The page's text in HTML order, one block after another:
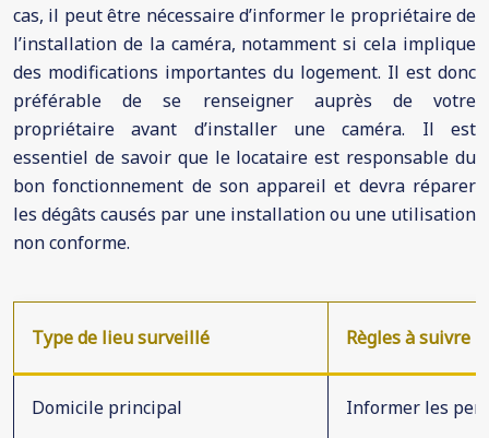
cas, il peut être nécessaire d’informer le propriétaire de
l’installation de la caméra, notamment si cela implique
des modifications importantes du logement. Il est donc
préférable de se renseigner auprès de votre
propriétaire avant d’installer une caméra. Il est
essentiel de savoir que le locataire est responsable du
bon fonctionnement de son appareil et devra réparer
les dégâts causés par une installation ou une utilisation
non conforme.
Type de lieu surveillé Règles à suivre
Domicile principal Informer les